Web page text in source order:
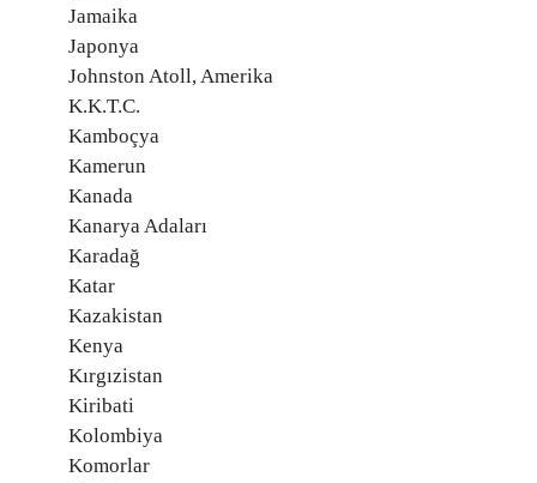
Jamaika
Japonya
Johnston Atoll, Amerika
K.K.T.C.
Kamboçya
Kamerun
Kanada
Kanarya Adaları
Karadağ
Katar
Kazakistan
Kenya
Kırgızistan
Kiribati
Kolombiya
Komorlar